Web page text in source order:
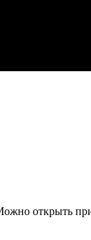
открыть